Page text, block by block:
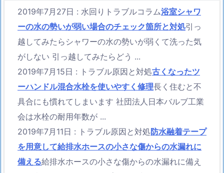
2019年7月27日 : 水回りトラブルコラム浴室シャワ
ーの水の勢いが弱い場合のチェック箇所と対処引っ
越してみたらシャワーの水の勢いが弱くて洗った気
がしない 引っ越してみたらどう ...
2019年7月15日 : トラブル原因と対処古くなったツ
ーハンドル混合水栓を使いやすく修理長く住むと不
具合にも慣れてしまいます 社団法人日本バルブ工業
会は水栓の耐用年数が ...
2019年7月11日 : トラブル原因と対処防水融着テープ
を用意して給排水ホースの小さな傷からの水漏れに
備える給排水ホースの小さな傷からの水漏れに備え